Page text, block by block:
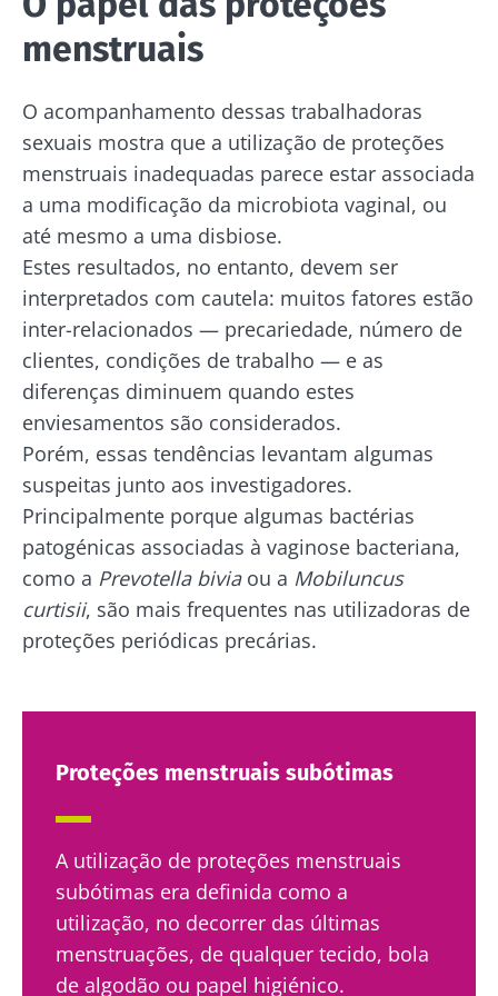
menstruais
O acompanhamento dessas trabalhadoras
sexuais mostra que a utilização de proteções
menstruais inadequadas parece estar associada
a uma modificação da microbiota vaginal, ou
até mesmo a uma disbiose.
Estes resultados, no entanto, devem ser
interpretados com cautela: muitos fatores estão
inter-relacionados — precariedade, número de
clientes, condições de trabalho — e as
diferenças diminuem quando estes
enviesamentos são considerados.
Porém, essas tendências levantam algumas
suspeitas junto aos investigadores.
Principalmente porque algumas bactérias
patogénicas associadas à vaginose bacteriana,
como a Prevotella biviaou a Mobiluncus
curtisii, são mais frequentes nas utilizadoras de
proteções periódicas precárias.
Proteções menstruais subótimas
A utilização de proteções menstruais
subótimas era definida como a
utilização, no decorrer das últimas
menstruações, de qualquer tecido, bola
de algodão ou papel higiénico.
microrganismos
vivos, o kefir
vem conq...
Descubra mais
fresco ou
skyr? Estes
em comum:
excelentes
para a...
Descubra
mais